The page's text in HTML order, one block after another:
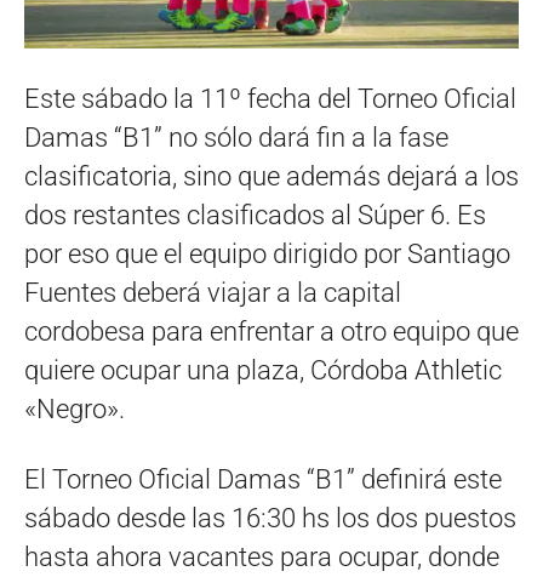
Este sábado la 11º fecha del Torneo Oficial
Damas “B1” no sólo dará fin a la fase
clasificatoria, sino que además dejará a los
dos restantes clasificados al Súper 6. Es
por eso que el equipo dirigido por Santiago
Fuentes deberá viajar a la capital
cordobesa para enfrentar a otro equipo que
quiere ocupar una plaza, Córdoba Athletic
«Negro».
El Torneo Oficial Damas “B1” definirá este
sábado desde las 16:30 hs los dos puestos
hasta ahora vacantes para ocupar, donde